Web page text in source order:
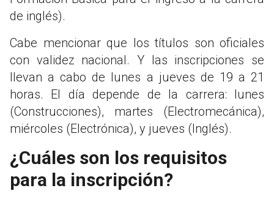
de inglés).
Cabe mencionar que los títulos son oficiales
con validez nacional. Y las inscripciones se
llevan a cabo de lunes a jueves de 19 a 21
horas. El día depende de la carrera: lunes
(Construcciones), martes (Electromecánica),
miércoles (Electrónica), y jueves (Inglés).
¿Cuáles son los requisitos
para la inscripción?